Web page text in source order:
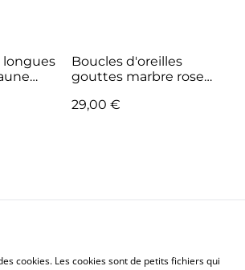
longues
Boucles d'oreilles
gouttes marbre rose
Frutti
29,00 €
Legal Terms
cookies. Les cookies sont de petits fichiers qui